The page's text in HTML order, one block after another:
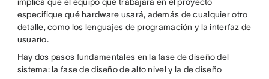
especifique qué hardware usará, además de cualquier otro
detalle, como los lenguajes de programación y la interfaz de
usuario.
Hay dos pasos fundamentales en la fase de diseño del
sistema: la fase de diseño de alto nivel y la de diseño